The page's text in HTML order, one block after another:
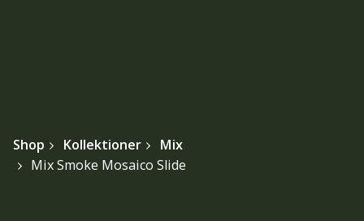
Shop Kollektioner
Mix
Mix Smoke Mosaico Slide